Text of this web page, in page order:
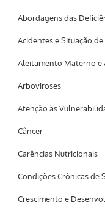
Abordagens das
Acidentes e Situação
Aleitamento Materno e
Arboviroses
Atenção às
Câncer
Carências Nutricionais
Condições Crônicas de
Crescimento e